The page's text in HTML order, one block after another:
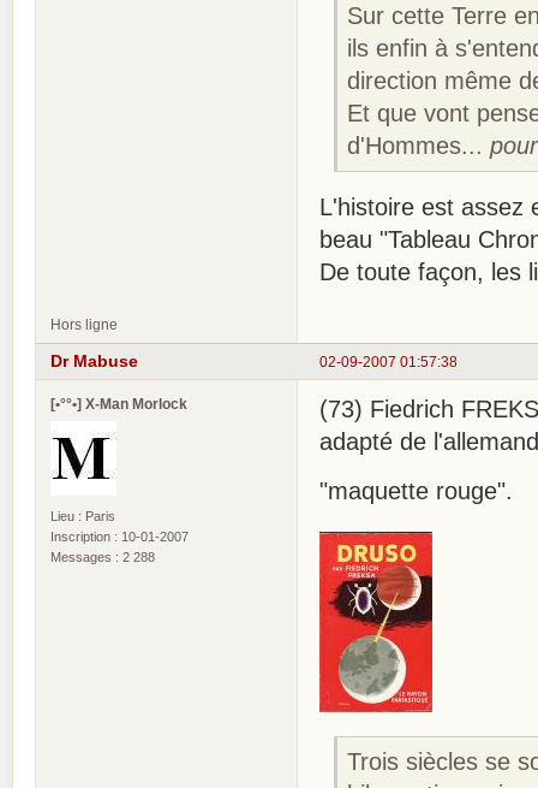
Sur cette Terre
ils enfin à
direction même
Et que vont
d'Hommes...
L'histoire est assez
beau "Tableau
De toute façon, les
Hors ligne
02-09-2007 01:57:38
Dr Mabuse
[•°°•] X-Man Morlock
Lieu : Paris
Inscription : 10-01-2007
Messages : 2 288
(73) Fiedrich
adapté de
"maquette rouge".
Trois siècles se